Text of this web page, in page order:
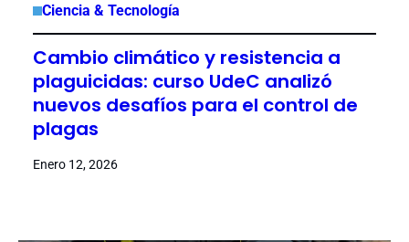
Ciencia & Tecnología
Cambio climático y resistencia a
plaguicidas: curso UdeC analizó
nuevos desafíos para el control de
plagas
Enero 12, 2026